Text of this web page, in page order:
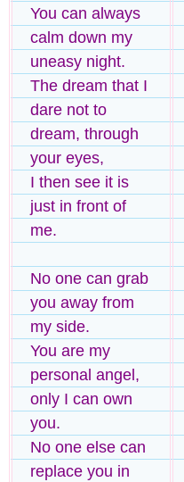
You can always
calm down my
uneasy night.
The dream that I
dare not to
dream, through
your eyes,
I then see it is
just in front of
me.
No one can grab
you away from
my side.
You are my
personal angel,
only I can own
you.
No one else can
replace you in